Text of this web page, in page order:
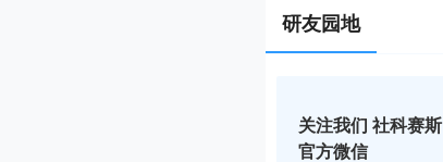
研友园地
关注我们 社科赛斯
官方微信